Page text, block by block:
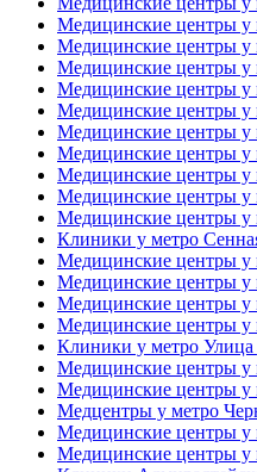
Медицинские центры
Медицинские центры у
Медицинские центры у
Медицинские центры у
Медицинские центры у
Медицинские центры у
Медицинские центры у
Медицинские центры у
Медицинские центры у
Медицинские центры у
Клиники у метро
Медицинские центры у
Медицинские центры у
Медицинские центры у
Медицинские центры у
Клиники у метро
Медицинские центры у
Медицинские центры у
Медцентры у метро
Медицинские центры у
Медицинские центры у